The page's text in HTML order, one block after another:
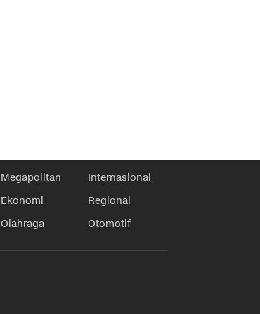
Megapolitan
Internasional
Ekonomi
Regional
Olahraga Otomotif